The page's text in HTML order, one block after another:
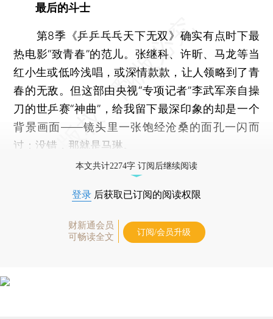
最后的斗士
第8季《乒乒乓乓天下无双》确实有点时下最
热电影“致青春”的范儿。张继科、许昕、马龙等当
红小生或低吟浅唱，或深情款款，让人领略到了青
春的无敌。但这部由央视“专项记者”李武军亲自操
刀的世乒赛“神曲”，给我留下最深印象的却是一个
背景画面——镜头里一张饱经沧桑的面孔一闪而
过：没错，那就是马琳。
本文共计2274字 订阅后继续阅读
登录 后获取已订阅的阅读权限
财新通会员
可畅读全文
订阅/会员升级